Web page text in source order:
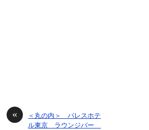
«
＜丸の内＞ パレスホテ
ル東京 ラウンジバー